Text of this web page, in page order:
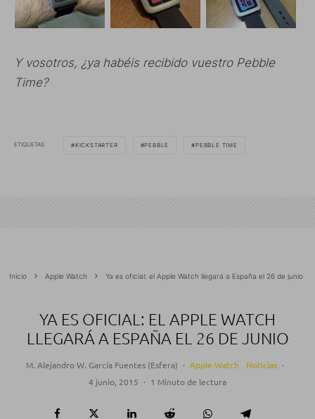
Y vosotros, ¿ya habéis recibido vuestro Pebble
Time?
ETIQUETAS KICKSTARTER PEBBLE PEBBLE TIME
Inicio Apple Watch Ya es oficial: el Apple Watch llegará a España el 26 de junio
YA ES OFICIAL: EL APPLE WATCH
LLEGARÁ A ESPAÑA EL 26 DE JUNIO
M. Alejandro W. García Fuentes (Esfera) · Apple Watch Noticias ·
4 junio, 2015 · 1 Minuto de lectura